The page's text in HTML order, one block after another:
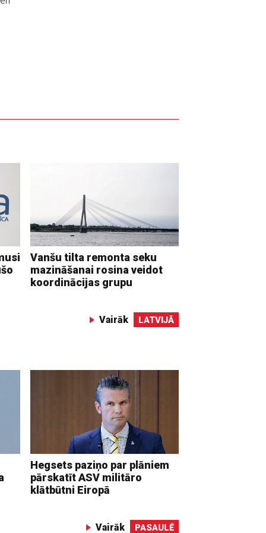
Vanšu tilta remonta seku
mazināšanai rosina veidot
koordinācijas grupu
Vairāk LATVIJĀ
Hegsets paziņo par plāniem
pārskatīt ASV militāro
klātbūtni Eiropā
Vairāk PASAULĒ